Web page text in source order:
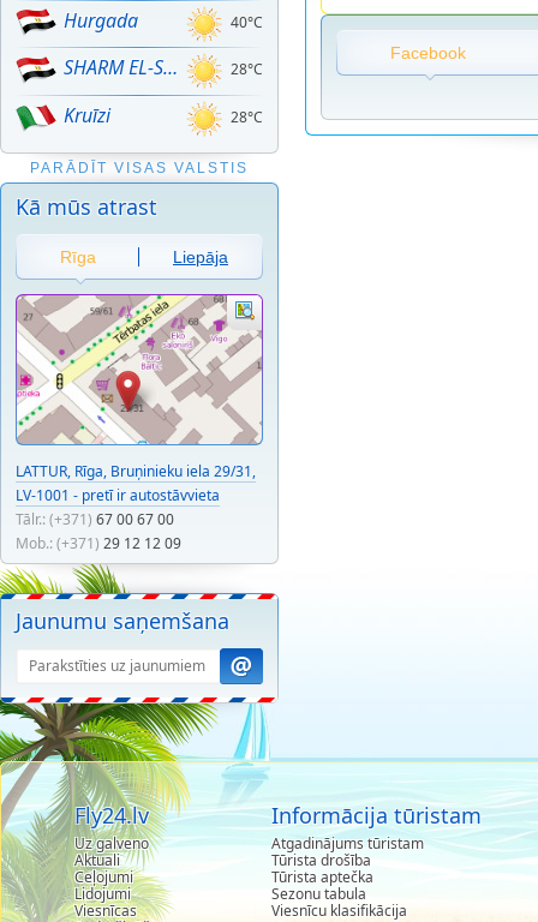
40°C
Hurgada
28°C
SHARM EL-SHEIKH
28°C
Kruīzi
PARĀDĪT VISAS VALSTIS
Kā mūs atrast
Rīga Liepāja
LATTUR, Rīga, Bruņinieku iela 29/31,
LV-1001 - pretī ir autostāvvieta
Tālr.: (+371) 67 00 67 00
Mob.: (+371) 29 12 12 09
Jaunumu saņemšana
Facebook
Fly24.lv
Uz galveno
Aktuali
Ceļojumi
Lidojumi
Viesnīcas
Informācija tūristam
Atgadinājums tūristam
Tūrista drošība
Tūrista aptečka
Sezonu tabula
Viesnīcu klasifikācija